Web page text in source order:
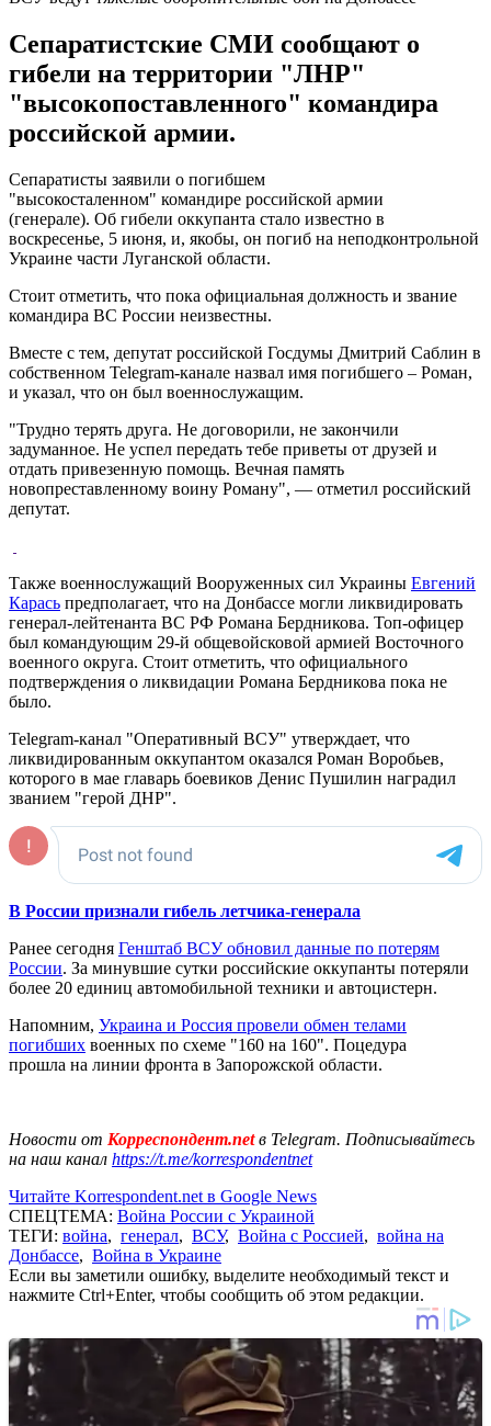
Сепаратистские СМИ сообщают о
гибели на территории "ЛНР"
"высокопоставленного" командира
российской армии.
Сепаратисты заявили о погибшем
"высокосталенном" командире российской армии
(генерале). Об гибели оккупанта стало известно в
воскресенье, 5 июня, и, якобы, он погиб на неподконтрольной
Украине части Луганской области.
Стоит отметить, что пока официальная должность и звание
командира ВС России неизвестны.
Вместе с тем, депутат российской Госдумы Дмитрий Саблин в
собственном Telegram-канале назвал имя погибшего – Роман,
и указал, что он был военнослужащим.
"Трудно терять друга. Не договорили, не закончили
задуманное. Не успел передать тебе приветы от друзей и
отдать привезенную помощь. Вечная память
новопреставленному воину Роману", — отметил российский
депутат.
Также военнослужащий Вооруженных сил Украины Евгений
Карась предполагает, что на Донбассе могли ликвидировать
генерал-лейтенанта ВС РФ Романа Бердникова. Топ-офицер
был командующим 29-й общевойсковой армией Восточного
военного округа. Стоит отметить, что официального
подтверждения о ликвидации Романа Бердникова пока не
было.
Telegram-канал "Оперативный ВСУ" утверждает, что
ликвидированным оккупантом оказался Роман Воробьев,
которого в мае главарь боевиков Денис Пушилин наградил
званием "герой ДНР".
В России признали гибель летчика-генерала
Ранее сегодня Генштаб ВСУ обновил данные по потерям
России. За минувшие сутки российские оккупанты потеряли
более 20 единиц автомобильной техники и автоцистерн.
Напомним, Украина и Россия провели обмен телами
погибших военных по схеме "160 на 160". Поцедура
прошла на линии фронта в Запорожской области.
Новости от Корреспондент.netв Telegram. Подписывайтесь
на наш канал https://t.me/korrespondentnet
Читайте Korrespondent.net в Google News
СПЕЦТЕМА: Война России с Украиной
ТЕГИ: война, генерал, ВСУ, Война с Россией, война на
Донбассе, Война в Украине
Если вы заметили ошибку, выделите необходимый текст и
нажмите Ctrl+Enter, чтобы сообщить об этом редакции.